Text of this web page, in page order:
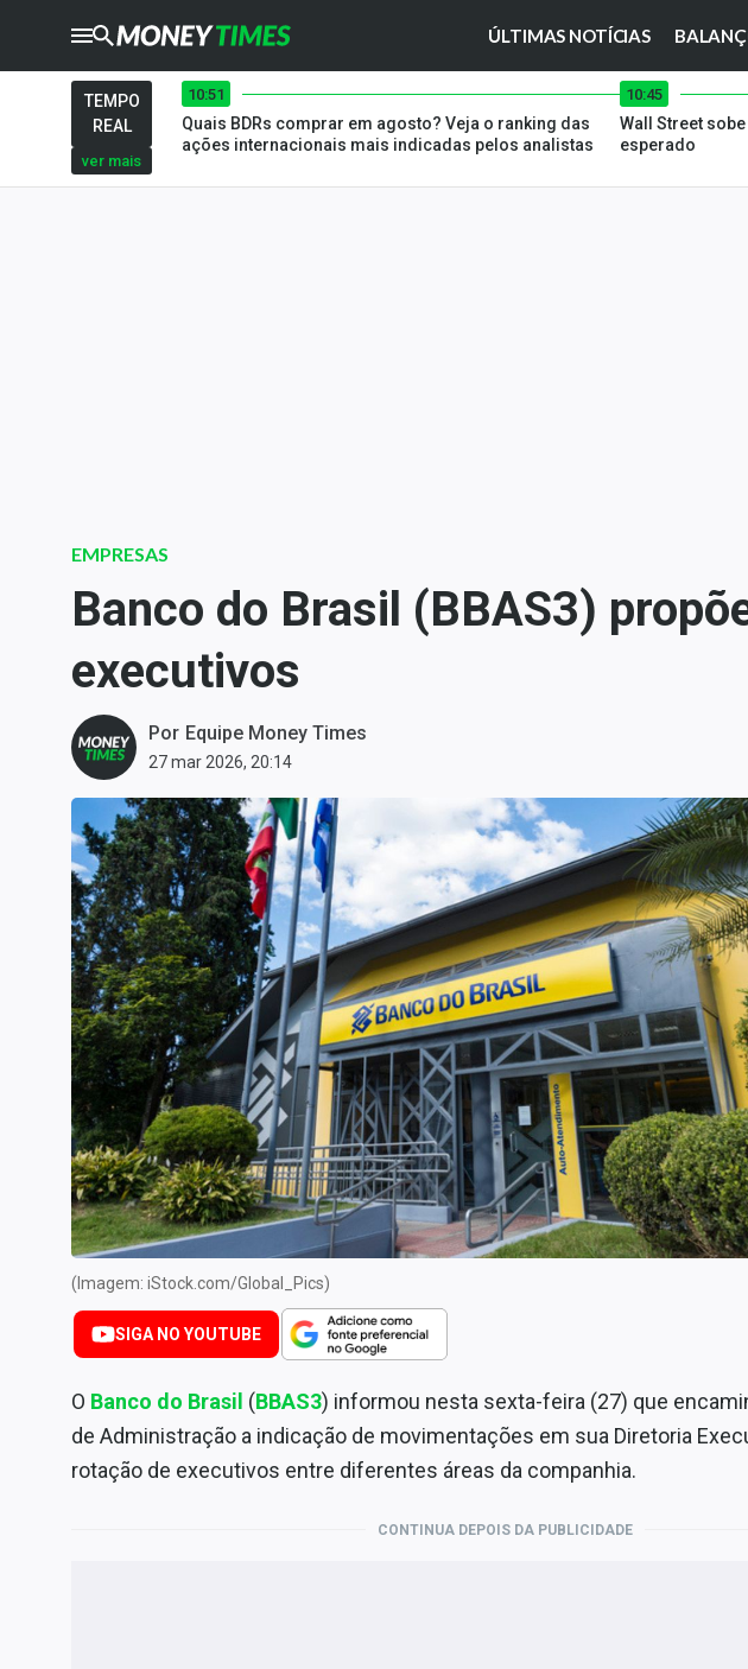
ÚLTIMAS NOTÍCIAS
CRYPTOTIMES
TIMES
Ibovespa
Carteiras Recomendadas
Central de Dividendos
Central de Fundos
Imobiliários
Renda Fixa
Finanças Pessoais
Mercados
Economia
Empresas
Política
Colunas
Especiais
Internacional
Marketing
Tecnologia
Conteúdo de Marca
Sobre
Expediente
Contato
TEMPO
REAL
ver mais
10:51
Quais BDRs comprar em agosto? Veja o ranking das
ações internacionais mais indicadas pelos analistas
10:45
Wall Street
esperado
EMPRESAS
Banco do Brasil (BBAS3)
executivos
Por Equipe Money Times
27 mar 2026, 20:14
(Imagem: iStock.com/Global_Pics)
SIGA NO YOUTUBE
O Banco do Brasil (BBAS3) informou nesta sexta-feira (27) que
de Administração a indicação de movimentações em sua Diretoria
rotação de executivos entre diferentes áreas da companhia.
CONTINUA DEPOIS DA PUBLICIDADE